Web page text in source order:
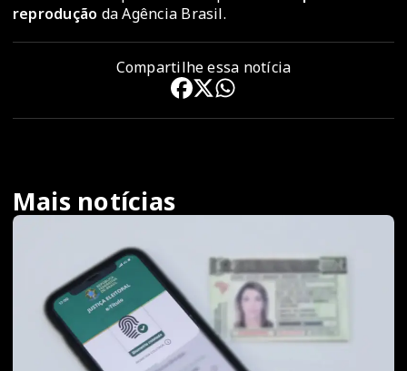
reprodução da Agência Brasil.
Compartilhe essa notícia
Mais notícias